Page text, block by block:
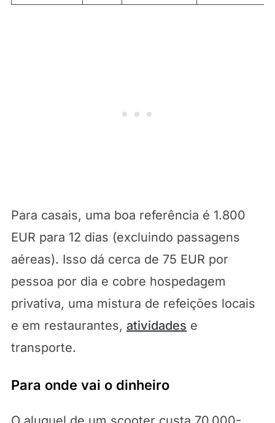
Para casais, uma boa referência é 1.800
EUR para 12 dias (excluindo passagens
aéreas). Isso dá cerca de 75 EUR por
pessoa por dia e cobre hospedagem
privativa, uma mistura de refeições locais
e em restaurantes, atividades e
transporte.
Para onde vai o dinheiro